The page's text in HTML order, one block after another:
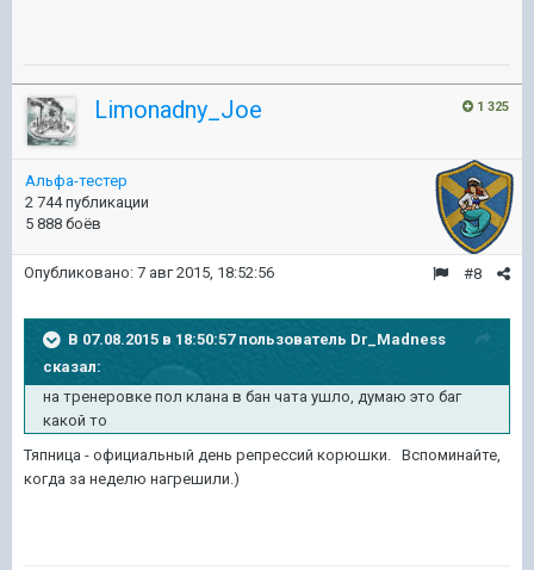
1 325
Limonadny_Joe
Альфа-тестер
2 744 публикации
5 888 боёв
#8
Опубликовано: 7 авг 2015, 18:52:56
В 07.08.2015 в 18:50:57 пользователь Dr_Madness
сказал:
на тренеровке пол клана в бан чата ушло, думаю это баг
какой то
Тяпница - официальный день репрессий корюшки. Вспоминайте,
когда за неделю нагрешили.)